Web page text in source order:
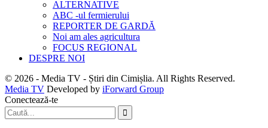
ALTERNATIVE
ABC -ul fermierului
REPORTER DE GARDĂ
Noi am ales agricultura
FOCUS REGIONAL
DESPRE NOI
© 2026 - Media TV - Știri din Cimișlia. All Rights Reserved.
Media TV Developed by iForward Group
Conectează-te